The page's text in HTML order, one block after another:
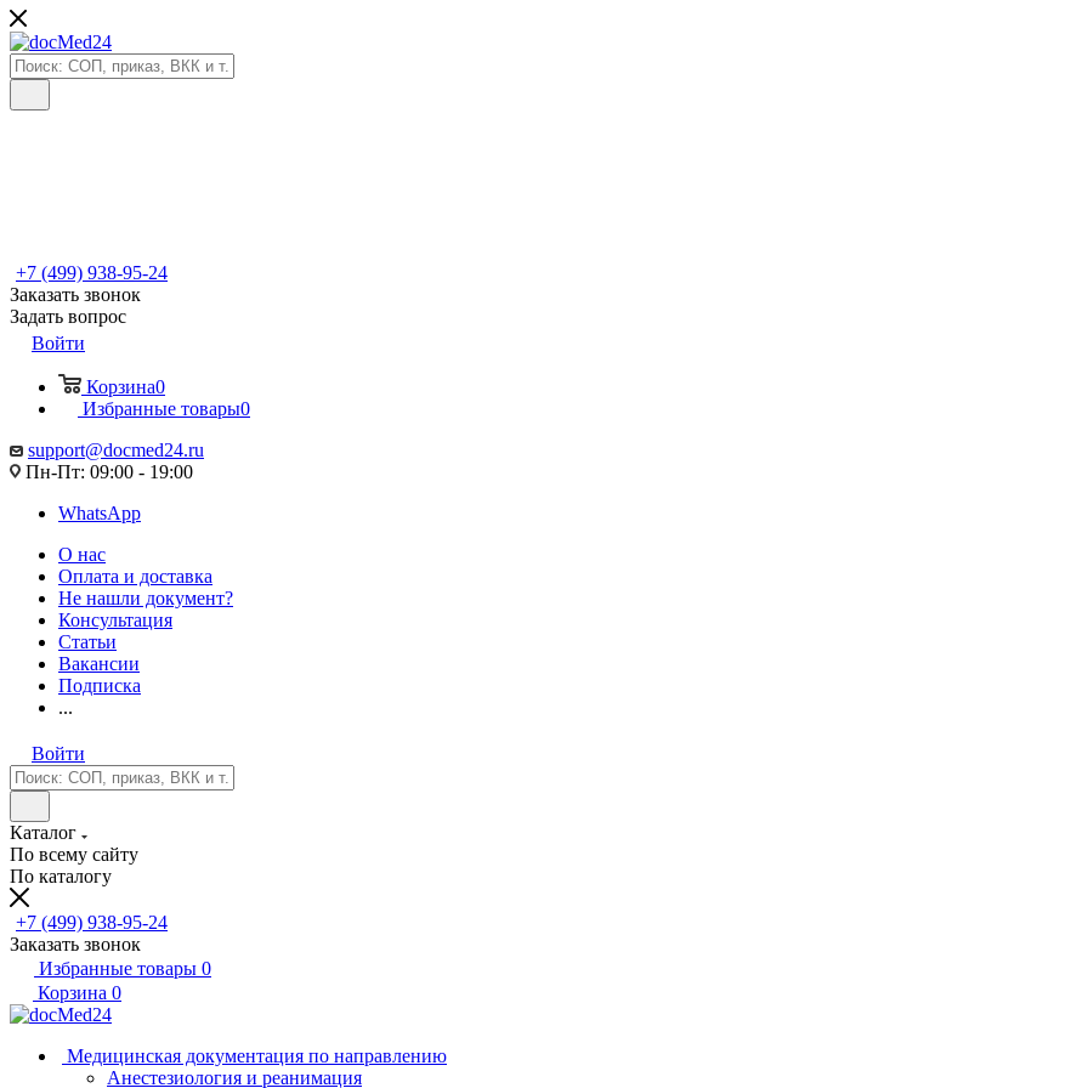
+7 (499) 938-95-24
Заказать звонок
Задать вопрос
Войти
Корзина0
Избранные товары0
support@docmed24.ru
Пн-Пт: 09:00 - 19:00
WhatsApp
О нас
Оплата и доставка
Не нашли документ?
Консультация
Статьи
Вакансии
Подписка
...
Войти
Каталог
По всему сайту
По каталогу
+7 (499) 938-95-24
Заказать звонок
Избранные товары 0
Корзина 0
Медицинская документация по направлению
Анестезиология и реанимация